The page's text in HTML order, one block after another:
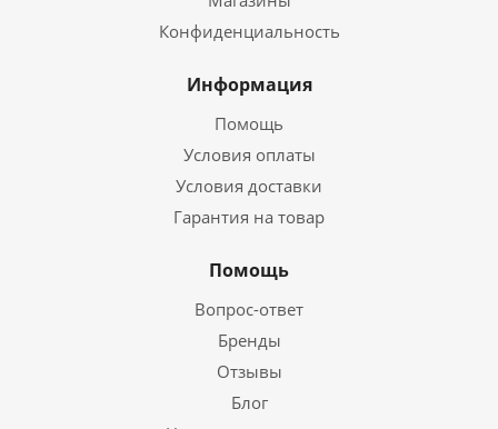
Конфиденциальность
Информация
Помощь
Условия оплаты
Условия доставки
Гарантия на товар
Помощь
Вопрос-ответ
Бренды
Отзывы
Блог